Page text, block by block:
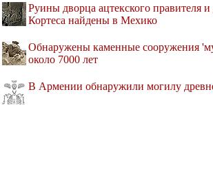
Руины дворца ацтекского правителя
Кортеса найдены в Мехико
Обнаружены каменные сооружения
около 7000 лет
В Армении обнаружили могилу